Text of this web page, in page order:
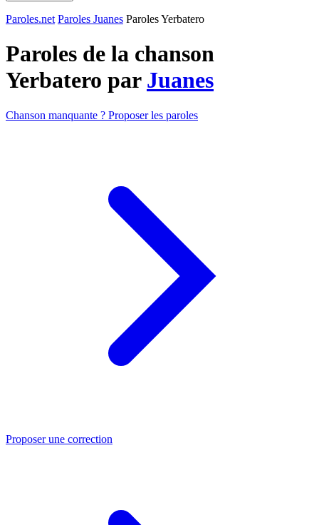
Paroles.net Paroles Juanes Paroles Yerbatero
Paroles de la chanson
Yerbatero par Juanes
Chanson manquante ? Proposer les paroles
Proposer une correction